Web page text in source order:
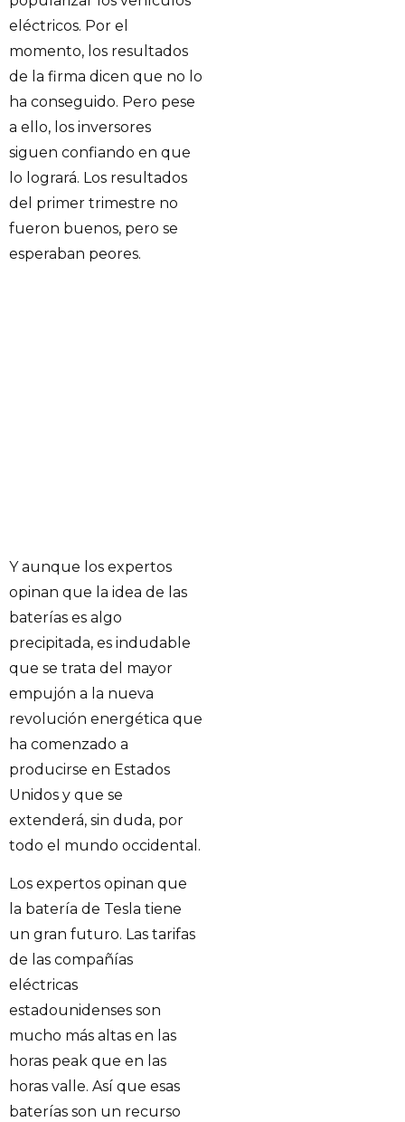
eléctricos. Por el
momento, los resultados
de la firma dicen que no lo
ha conseguido. Pero pese
a ello, los inversores
siguen confiando en que
lo logrará. Los resultados
del primer trimestre no
fueron buenos, pero se
esperaban peores.
Y aunque los expertos
opinan que la idea de las
baterías es algo
precipitada, es indudable
que se trata del mayor
empujón a la nueva
revolución energética que
ha comenzado a
producirse en Estados
Unidos y que se
extenderá, sin duda, por
todo el mundo occidental.
Los expertos opinan que
la batería de Tesla tiene
un gran futuro. Las tarifas
de las compañías
eléctricas
estadounidenses son
mucho más altas en las
horas peak que en las
horas valle. Así que esas
baterías son un recurso